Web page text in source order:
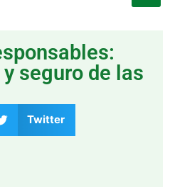
seguro de las
Twitter